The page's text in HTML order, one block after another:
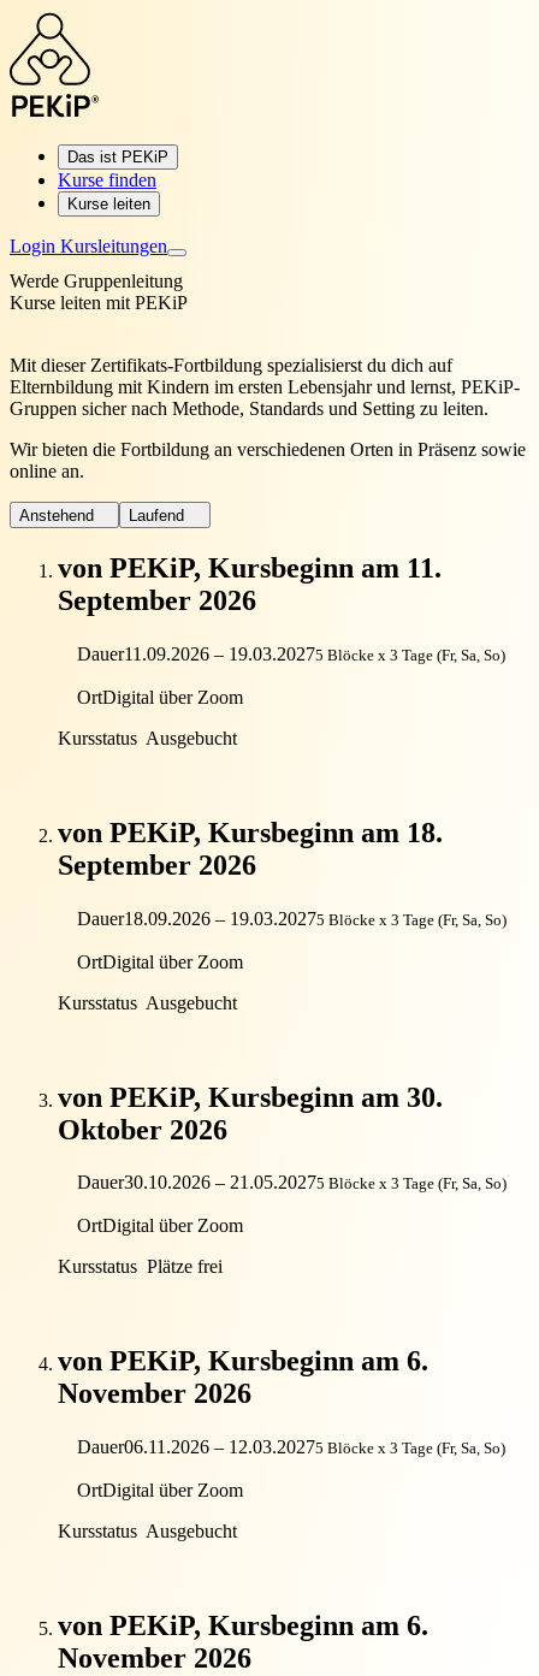
Das ist PEKiP
Kurse finden
Kurse leiten
Login Kursleitungen
Werde Gruppenleitung
Kurse leiten mit PEKiP
Mit dieser Zertifikats-Fortbildung spezialisierst du dich auf
Elternbildung mit Kindern im ersten Lebensjahr und lernst, PEKiP-
Gruppen sicher nach Methode, Standards und Setting zu leiten.
Wir bieten die Fortbildung an verschiedenen Orten in Präsenz sowie
online an.
Anstehend Laufend
von PEKiP, Kursbeginn am 11.
September 2026
Dauer11.09.2026 – 19.03.20275 Blöcke x 3 Tage (Fr, Sa, So)
OrtDigital über Zoom
Kursstatus Ausgebucht
von PEKiP, Kursbeginn am 18.
September 2026
Dauer18.09.2026 – 19.03.20275 Blöcke x 3 Tage (Fr, Sa, So)
OrtDigital über Zoom
Kursstatus Ausgebucht
von PEKiP, Kursbeginn am 30.
Oktober 2026
Dauer30.10.2026 – 21.05.20275 Blöcke x 3 Tage (Fr, Sa, So)
OrtDigital über Zoom
Kursstatus Plätze frei
von PEKiP, Kursbeginn am 6.
November 2026
Dauer06.11.2026 – 12.03.20275 Blöcke x 3 Tage (Fr, Sa, So)
OrtDigital über Zoom
Kursstatus Ausgebucht
von PEKiP, Kursbeginn am 6.
November 2026